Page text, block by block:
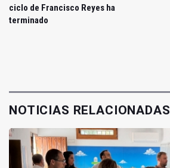
ciclo de Francisco Reyes ha
terminado
NOTICIAS RELACIONADAS